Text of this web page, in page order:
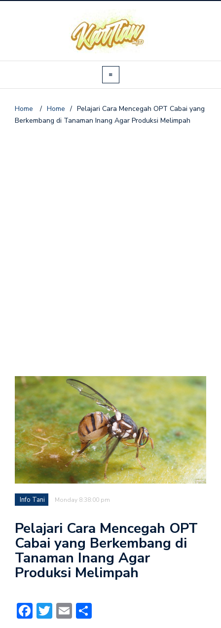
Home / Home / Pelajari Cara Mencegah OPT Cabai yang
Berkembang di Tanaman Inang Agar Produksi Melimpah
Info Tani Monday 8:38:00 pm
Pelajari Cara Mencegah OPT
Cabai yang Berkembang di
Tanaman Inang Agar
Produksi Melimpah
Facebook
Twitter
Email